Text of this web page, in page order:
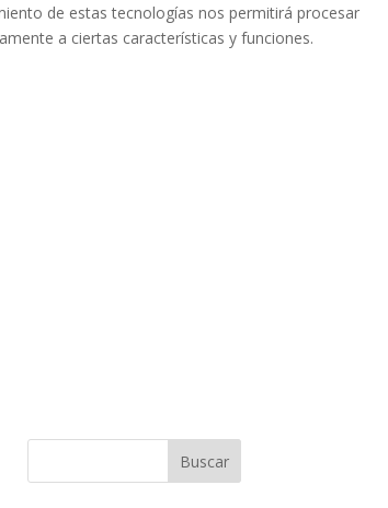
de estas tecnologías nos permitirá procesar
a ciertas características y funciones.
Buscar